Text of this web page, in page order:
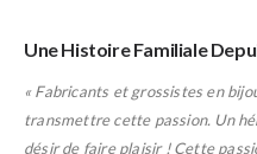
Une Histoire Familiale
« Fabricants et grossistes en
transmettre cette passion. Un
désir de faire plaisir ! Cette